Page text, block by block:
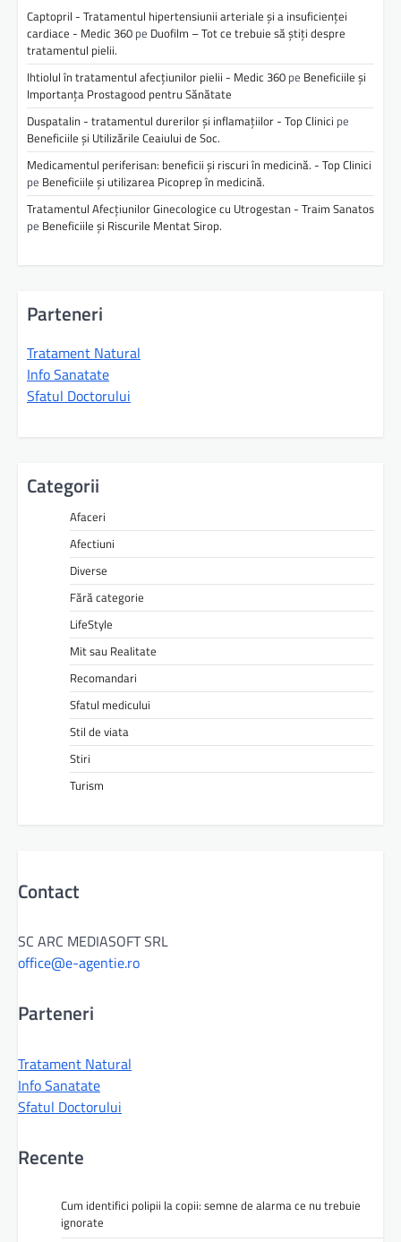
Captopril - Tratamentul hipertensiunii arteriale și a insuficienței
cardiace - Medic 360 pe Duofilm – Tot ce trebuie să știți despre
tratamentul pielii.
Ihtiolul în tratamentul afecțiunilor pielii - Medic 360 pe Beneficiile și
Importanța Prostagood pentru Sănătate
Duspatalin - tratamentul durerilor și inflamațiilor - Top Clinici pe
Beneficiile și Utilizările Ceaiului de Soc.
Medicamentul periferisan: beneficii și riscuri în medicină. - Top Clinici
pe Beneficiile și utilizarea Picoprep în medicină.
Tratamentul Afecțiunilor Ginecologice cu Utrogestan - Traim Sanatos
pe Beneficiile și Riscurile Mentat Sirop.
Parteneri
Tratament Natural
Info Sanatate
Sfatul Doctorului
Categorii
Afaceri
Afectiuni
Diverse
Fără categorie
LifeStyle
Mit sau Realitate
Recomandari
Sfatul medicului
Stil de viata
Stiri
Turism
Contact
SC ARC MEDIASOFT SRL
office@e-agentie.ro
Parteneri
Tratament Natural
Info Sanatate
Sfatul Doctorului
Recente
Cum identifici polipii la copii: semne de alarma ce nu trebuie
ignorate